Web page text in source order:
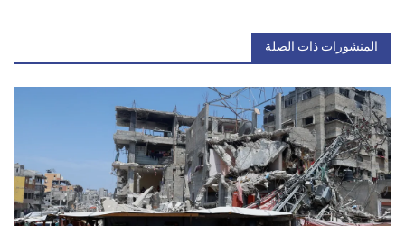
المنشورات ذات الصلة